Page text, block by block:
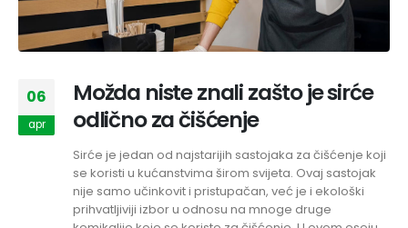
06
apr
Možda niste znali zašto je sirće
odlično za čišćenje
Sirće je jedan od najstarijih sastojaka za čišćenje koji
se koristi u kućanstvima širom svijeta. Ovaj sastojak
nije samo učinkovit i pristupačan, već je i ekološki
prihvatljiviji izbor u odnosu na mnoge druge